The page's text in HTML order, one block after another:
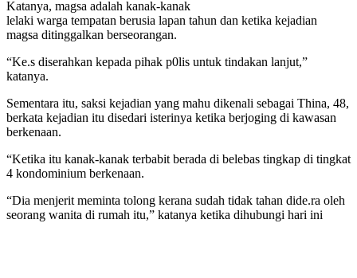
Katanya, magsa adalah kanak-kanak
lelaki warga tempatan berusia lapan tahun dan ketika kejadian
magsa ditinggalkan berseorangan.
“Ke.s diserahkan kepada pihak p0lis untuk tindakan lanjut,”
katanya.
Sementara itu, saksi kejadian yang mahu dikenali sebagai Thina, 48,
berkata kejadian itu disedari isterinya ketika berjoging di kawasan
berkenaan.
“Ketika itu kanak-kanak terbabit berada di belebas tingkap di tingkat
4 kondominium berkenaan.
“Dia menjerit meminta tolong kerana sudah tidak tahan dide.ra oleh
seorang wanita di rumah itu,” katanya ketika dihubungi hari ini